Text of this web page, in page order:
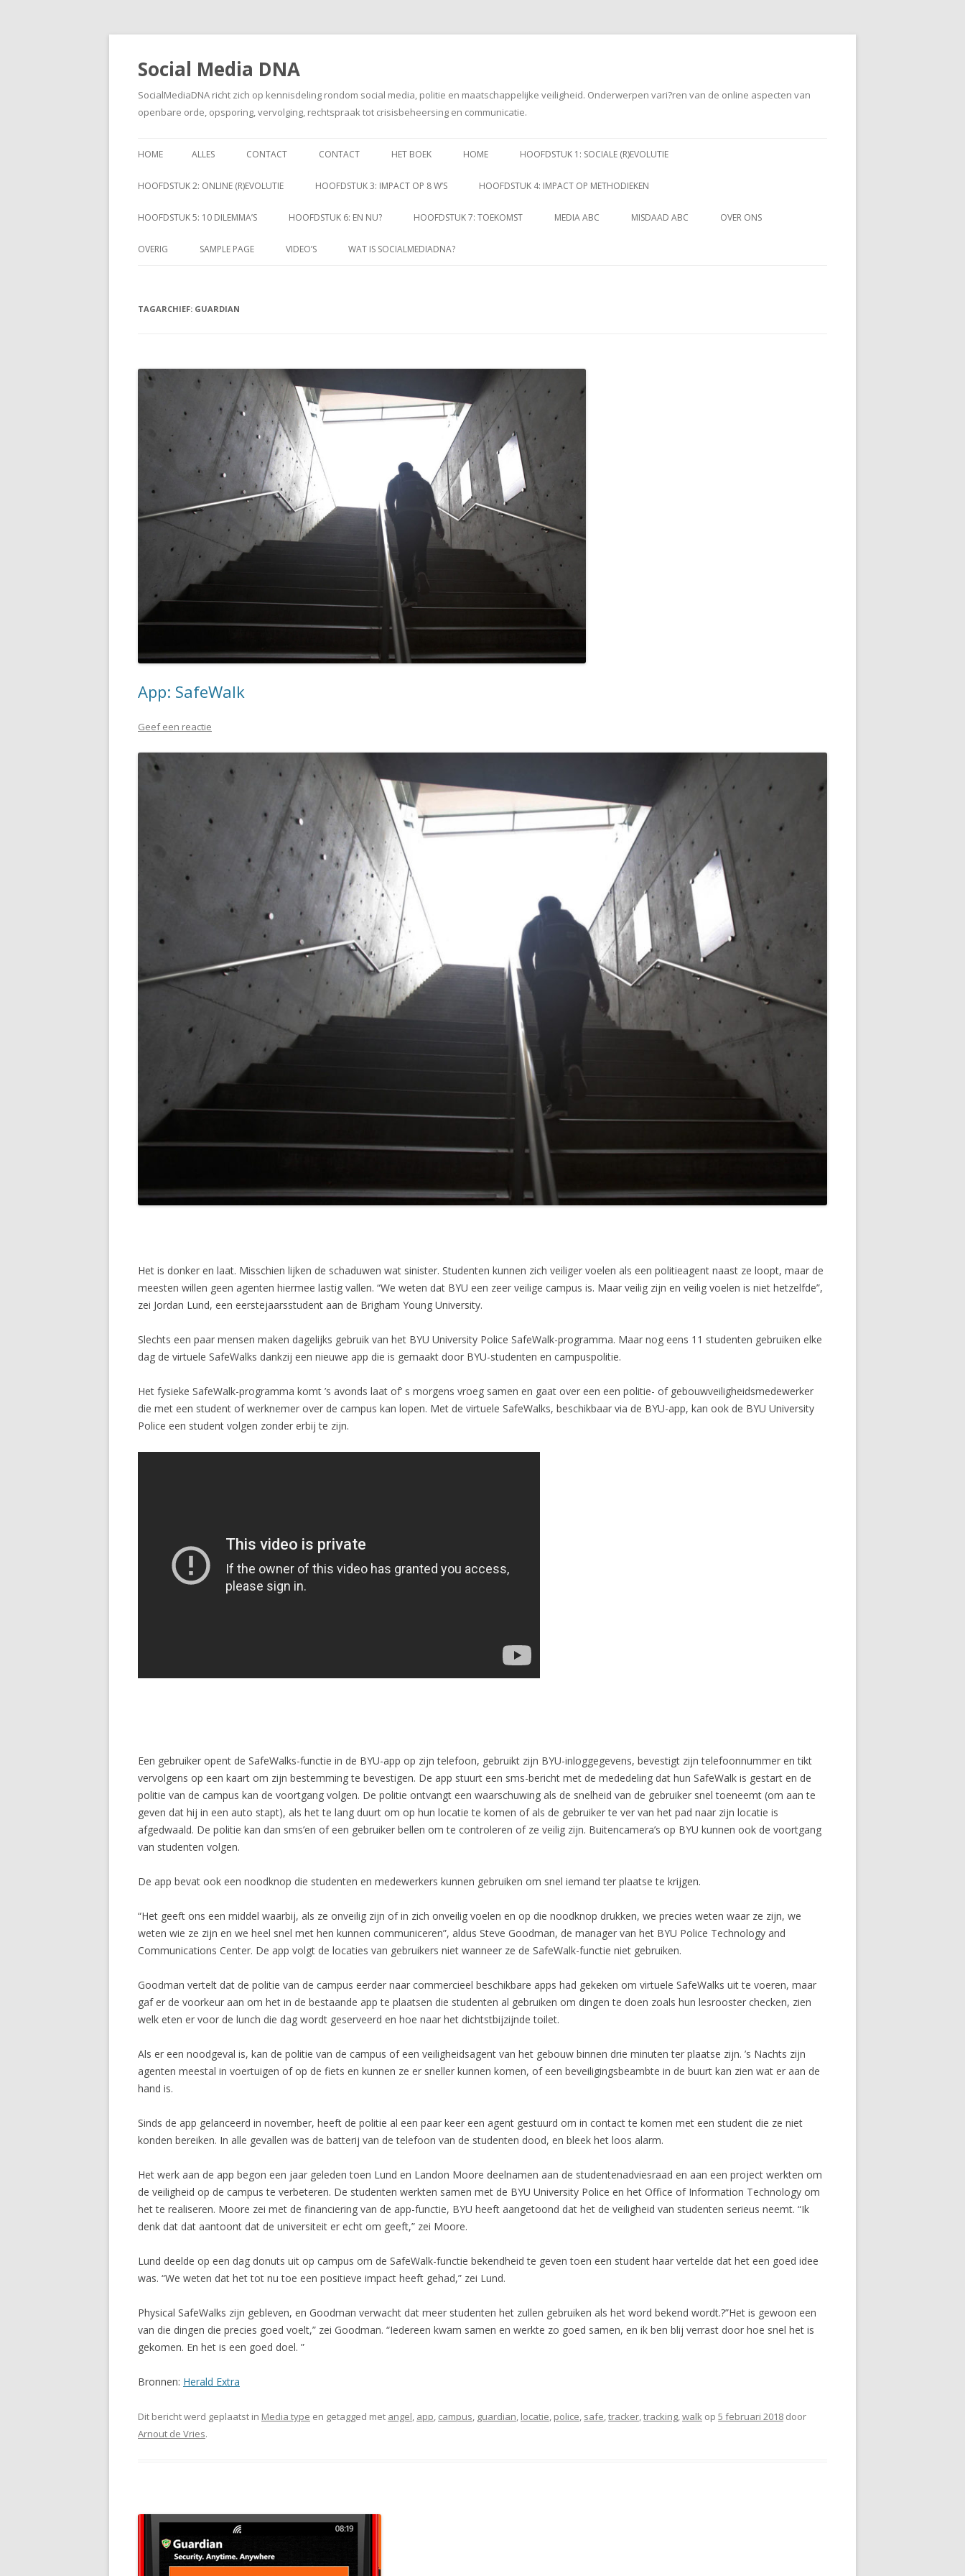
Social Media DNA
SocialMediaDNA richt zich op kennisdeling rondom social media, politie en maatschappelijke veiligheid. Onderwerpen vari?ren van de online aspecten van
openbare orde, opsporing, vervolging, rechtspraak tot crisisbeheersing en communicatie.
naar
HOME ALLES CONTACT CONTACT HET BOEK HOME HOOFDSTUK 1: SOCIALE (R)EVOLUTIE
HOOFDSTUK 2: ONLINE (R)EVOLUTIE HOOFDSTUK 3: IMPACT OP 8 W’S HOOFDSTUK 4: IMPACT OP METHODIEKEN
HOOFDSTUK 5: 10 DILEMMA’S HOOFDSTUK 6: EN NU? HOOFDSTUK 7: TOEKOMST MEDIA ABC MISDAAD ABC OVER ONS
OVERIG SAMPLE PAGE VIDEO’S WAT IS SOCIALMEDIADNA?
TAGARCHIEF: GUARDIAN
App: SafeWalk
Geef een reactie
Het is donker en laat. Misschien lijken de schaduwen wat sinister. Studenten kunnen zich veiliger voelen als een politieagent naast ze loopt, maar de
meesten willen geen agenten hiermee lastig vallen. “We weten dat BYU een zeer veilige campus is. Maar veilig zijn en veilig voelen is niet hetzelfde”,
zei Jordan Lund, een eerstejaarsstudent aan de Brigham Young University.
Slechts een paar mensen maken dagelijks gebruik van het BYU University Police SafeWalk-programma. Maar nog eens 11 studenten gebruiken elke
dag de virtuele SafeWalks dankzij een nieuwe app die is gemaakt door BYU-studenten en campuspolitie.
Het fysieke SafeWalk-programma komt ’s avonds laat of’ s morgens vroeg samen en gaat over een een politie- of gebouwveiligheidsmedewerker
die met een student of werknemer over de campus kan lopen. Met de virtuele SafeWalks, beschikbaar via de BYU-app, kan ook de BYU University
Police een student volgen zonder erbij te zijn.
Een gebruiker opent de SafeWalks-functie in de BYU-app op zijn telefoon, gebruikt zijn BYU-inloggegevens, bevestigt zijn telefoonnummer en tikt
vervolgens op een kaart om zijn bestemming te bevestigen. De app stuurt een sms-bericht met de mededeling dat hun SafeWalk is gestart en de
politie van de campus kan de voortgang volgen. De politie ontvangt een waarschuwing als de snelheid van de gebruiker snel toeneemt (om aan te
geven dat hij in een auto stapt), als het te lang duurt om op hun locatie te komen of als de gebruiker te ver van het pad naar zijn locatie is
afgedwaald. De politie kan dan sms’en of een gebruiker bellen om te controleren of ze veilig zijn. Buitencamera’s op BYU kunnen ook de voortgang
van studenten volgen.
De app bevat ook een noodknop die studenten en medewerkers kunnen gebruiken om snel iemand ter plaatse te krijgen.
“Het geeft ons een middel waarbij, als ze onveilig zijn of in zich onveilig voelen en op die noodknop drukken, we precies weten waar ze zijn, we
weten wie ze zijn en we heel snel met hen kunnen communiceren”, aldus Steve Goodman, de manager van het BYU Police Technology and
Communications Center. De app volgt de locaties van gebruikers niet wanneer ze de SafeWalk-functie niet gebruiken.
Goodman vertelt dat de politie van de campus eerder naar commercieel beschikbare apps had gekeken om virtuele SafeWalks uit te voeren, maar
gaf er de voorkeur aan om het in de bestaande app te plaatsen die studenten al gebruiken om dingen te doen zoals hun lesrooster checken, zien
welk eten er voor de lunch die dag wordt geserveerd en hoe naar het dichtstbijzijnde toilet.
Als er een noodgeval is, kan de politie van de campus of een veiligheidsagent van het gebouw binnen drie minuten ter plaatse zijn. ’s Nachts zijn
agenten meestal in voertuigen of op de fiets en kunnen ze er sneller kunnen komen, of een beveiligingsbeambte in de buurt kan zien wat er aan de
hand is.
Sinds de app gelanceerd in november, heeft de politie al een paar keer een agent gestuurd om in contact te komen met een student die ze niet
konden bereiken. In alle gevallen was de batterij van de telefoon van de studenten dood, en bleek het loos alarm.
Het werk aan de app begon een jaar geleden toen Lund en Landon Moore deelnamen aan de studentenadviesraad en aan een project werkten om
de veiligheid op de campus te verbeteren. De studenten werkten samen met de BYU University Police en het Office of Information Technology om
het te realiseren. Moore zei met de financiering van de app-functie, BYU heeft aangetoond dat het de veiligheid van studenten serieus neemt. “Ik
denk dat dat aantoont dat de universiteit er echt om geeft,” zei Moore.
Lund deelde op een dag donuts uit op campus om de SafeWalk-functie bekendheid te geven toen een student haar vertelde dat het een goed idee
was. “We weten dat het tot nu toe een positieve impact heeft gehad,” zei Lund.
Physical SafeWalks zijn gebleven, en Goodman verwacht dat meer studenten het zullen gebruiken als het word bekend wordt.?”Het is gewoon een
van die dingen die precies goed voelt,” zei Goodman. “Iedereen kwam samen en werkte zo goed samen, en ik ben blij verrast door hoe snel het is
gekomen. En het is een goed doel. ”
Bronnen: Herald Extra
Dit bericht werd geplaatst in Media type en getagged met angel app campus guardian locatie police safe tracker tracking walk op 5 februari 2018 door
Arnout de Vries.